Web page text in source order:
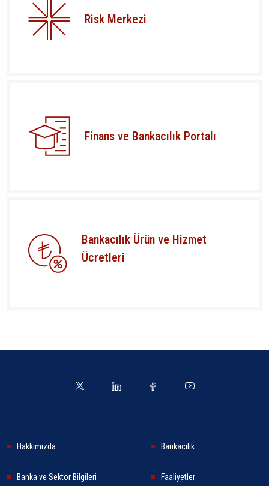
Risk Merkezi
Finans ve Bankacılık Portalı
Bankacılık Ürün ve Hizmet
Ücretleri
Hakkımızda Bankacılık
Banka ve Sektör Bilgileri Faaliyetler